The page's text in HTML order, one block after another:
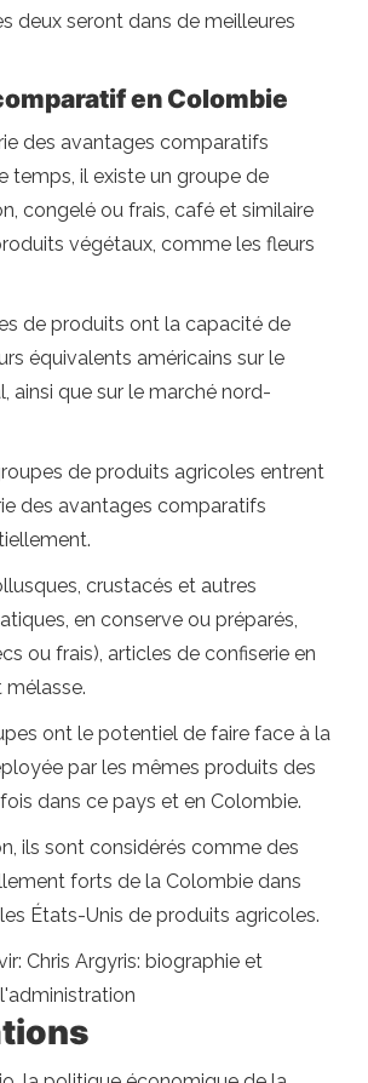
deux seront dans de meilleures
en Colombie
des avantages comparatifs
temps, il existe un groupe de
congelé ou frais, café et similaire
végétaux, comme les fleurs
de produits ont la capacité de
équivalents américains sur le
ainsi que sur le marché nord-
de produits agricoles entrent
des avantages comparatifs
crustacés et autres
en conserve ou préparés,
ou frais), articles de confiserie en
mélasse.
ont le potentiel de faire face à la
par les mêmes produits des
dans ce pays et en Colombie.
ils sont considérés comme des
forts de la Colombie dans
États-Unis de produits agricoles.
Chris Argyris: biographie et